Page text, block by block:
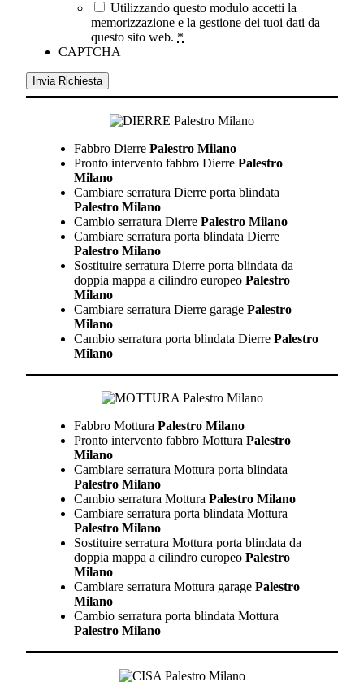
Utilizzando questo modulo accetti la
memorizzazione e la gestione dei tuoi dati da
questo sito web. *
CAPTCHA
Fabbro Dierre Palestro Milano
Pronto intervento fabbro Dierre Palestro
Milano
Cambiare serratura Dierre porta blindata
Palestro Milano
Cambio serratura Dierre Palestro Milano
Cambiare serratura porta blindata Dierre
Palestro Milano
Sostituire serratura Dierre porta blindata da
doppia mappa a cilindro europeo Palestro
Milano
Cambiare serratura Dierre garage Palestro
Milano
Cambio serratura porta blindata Dierre Palestro
Milano
Fabbro Mottura Palestro Milano
Pronto intervento fabbro Mottura Palestro
Milano
Cambiare serratura Mottura porta blindata
Palestro Milano
Cambio serratura Mottura Palestro Milano
Cambiare serratura porta blindata Mottura
Palestro Milano
Sostituire serratura Mottura porta blindata da
doppia mappa a cilindro europeo Palestro
Milano
Cambiare serratura Mottura garage Palestro
Milano
Cambio serratura porta blindata Mottura
Palestro Milano